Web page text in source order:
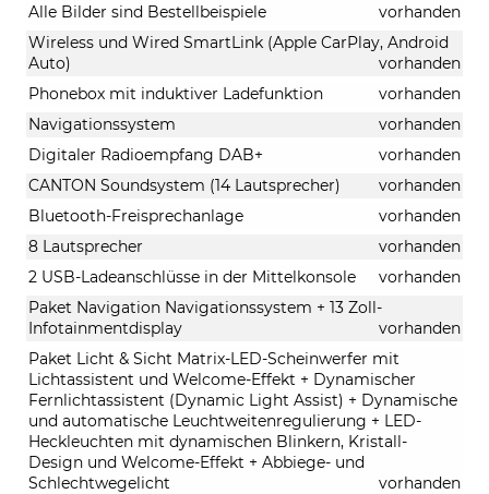
Alle Bilder sind Bestellbeispiele
vorhanden
Wireless und Wired SmartLink (Apple CarPlay, Android
Auto)
vorhanden
Phonebox mit induktiver Ladefunktion
vorhanden
Navigationssystem
vorhanden
Digitaler Radioempfang DAB+
vorhanden
CANTON Soundsystem (14 Lautsprecher)
vorhanden
Bluetooth-Freisprechanlage
vorhanden
8 Lautsprecher
vorhanden
2 USB-Ladeanschlüsse in der Mittelkonsole
vorhanden
Paket Navigation Navigationssystem + 13 Zoll-
Infotainmentdisplay
vorhanden
Paket Licht & Sicht Matrix-LED-Scheinwerfer mit
Lichtassistent und Welcome-Effekt + Dynamischer
Fernlichtassistent (Dynamic Light Assist) + Dynamische
und automatische Leuchtweitenregulierung + LED-
Heckleuchten mit dynamischen Blinkern, Kristall-
Design und Welcome-Effekt + Abbiege- und
Schlechtwegelicht
vorhanden